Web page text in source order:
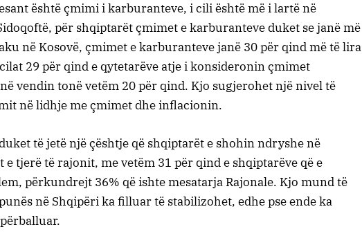
është çmimi i karburanteve, i cili është më i lartë në
për shqiptarët çmimet e karburanteve duket se janë më
në Kosovë, çmimet e karburanteve janë 30 për qind më të lira
29 për qind e qytetarëve atje i konsideronin çmimet
vendin tonë vetëm 20 për qind. Kjo sugjerohet një nivel të
në lidhje me çmimet dhe inflacionin.
të jetë një çështje që shqiptarët e shohin ndryshe në
tjerë të rajonit, me vetëm 31 për qind e shqiptarëve që e
përkundrejt 36% që ishte mesatarja Rajonale. Kjo mund të
në Shqipëri ka filluar të stabilizohet, edhe pse ende ka